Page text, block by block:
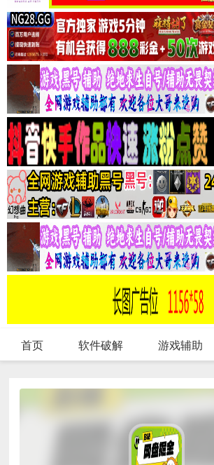
首页 软件破解 游戏辅助